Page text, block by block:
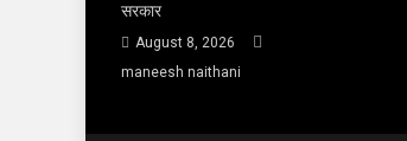
सरकार
August 8, 2026
maneesh naithani